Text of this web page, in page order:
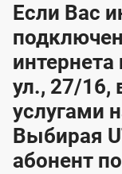
Если Вас
интернета
ул., 27/16,
услугами
Выбирая
абонент